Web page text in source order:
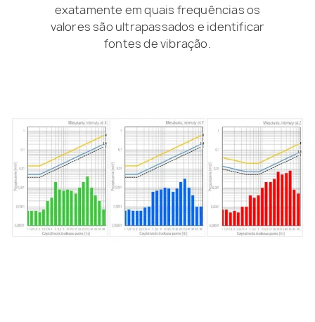
exatamente em quais frequências os
valores são ultrapassados e identificar
fontes de vibração.